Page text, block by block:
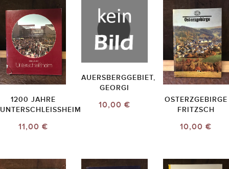
1200 JAHRE
UNTERSCHLEISSHEIM
11,00 €
AUERSBERGGEBIET,
GEORGI
10,00 €
OSTERZGEBIRGE
FRITZSCH
10,00 €